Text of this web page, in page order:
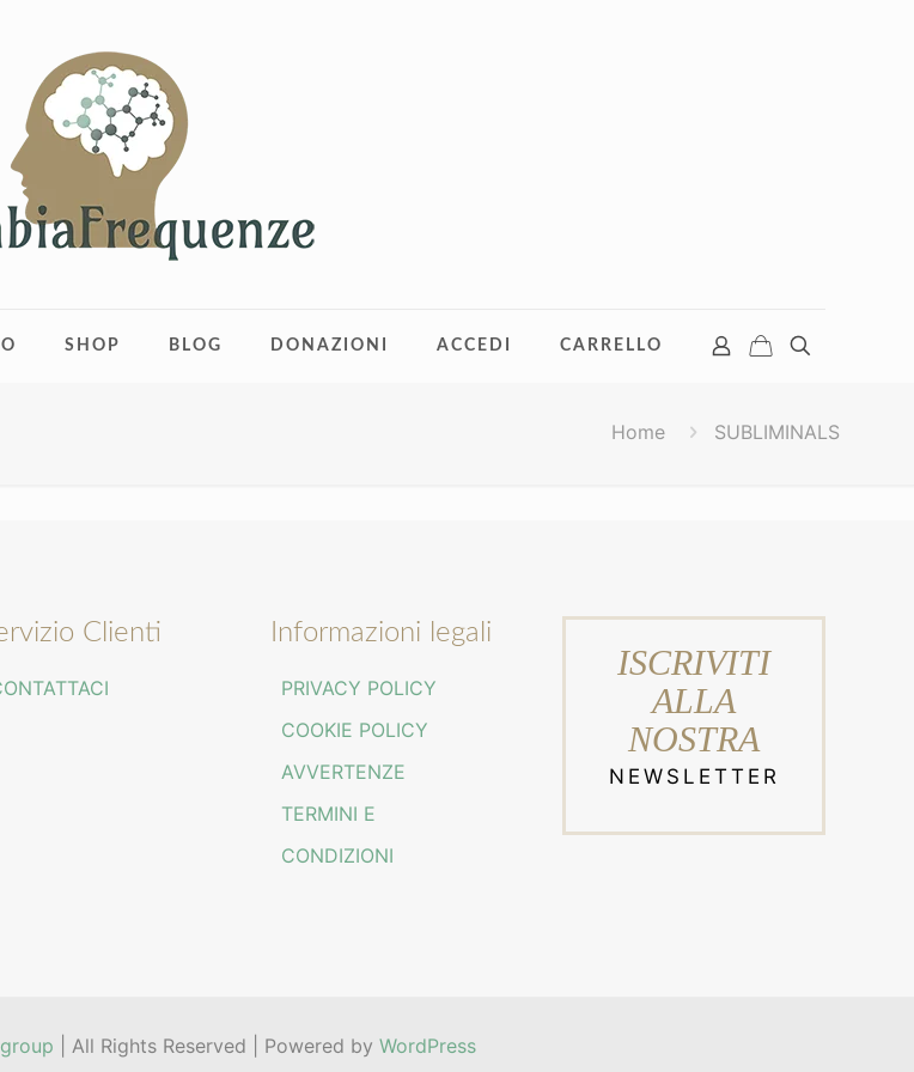
SHOP BLOG DONAZIONI ACCEDI CARRELLO
Home SUBLIMINALS
Clienti Informazioni legali
PRIVACY POLICY
COOKIE POLICY
AVVERTENZE
TERMINI E
CONDIZIONI
ISCRIVITI
ALLA
NOSTRA
NEWSLETTER
| All Rights Reserved | Powered by WordPress